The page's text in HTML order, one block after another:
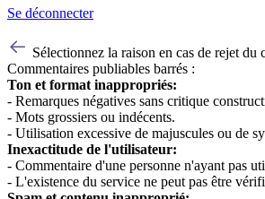
Se déconnecter
Sélectionnez la raison en cas de rejet du
Commentaires publiables barrés :
Ton et format inappropriés:
- Remarques négatives sans critique
- Mots grossiers ou indécents.
- Utilisation excessive de majuscules ou de
Inexactitude de l'utilisateur:
- Commentaire d'une personne n'ayant pas
- L'existence du service ne peut pas être